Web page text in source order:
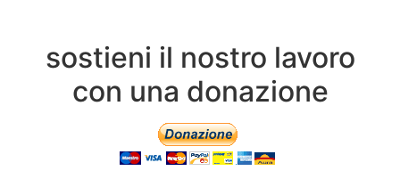
sostieni il nostro lavoro
con una donazione